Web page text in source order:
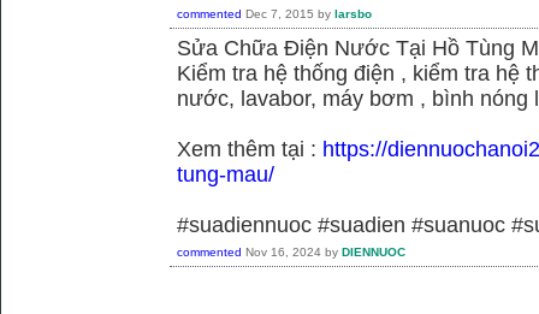
commented Dec 7, 2015 by larsbo
Sửa Chữa Điện Nước Tại Hồ Tùng
Kiểm tra hệ thống điện , kiểm tra hệ
nước, lavabor, máy bơm , bình nóng
Xem thêm tại : https://
tung-mau/
#suadiennuoc #suadien #suanuoc
commented Nov 16, 2024 by DIENNUOC